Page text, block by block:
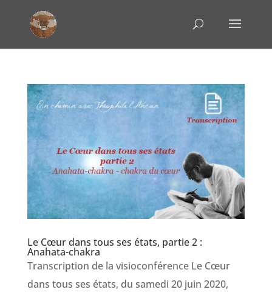
Le Cœur dans tous ses états, partie 2 :
Anahata-chakra
Transcription de la visioconférence Le Cœur
dans tous ses états, du samedi 20 juin 2020,